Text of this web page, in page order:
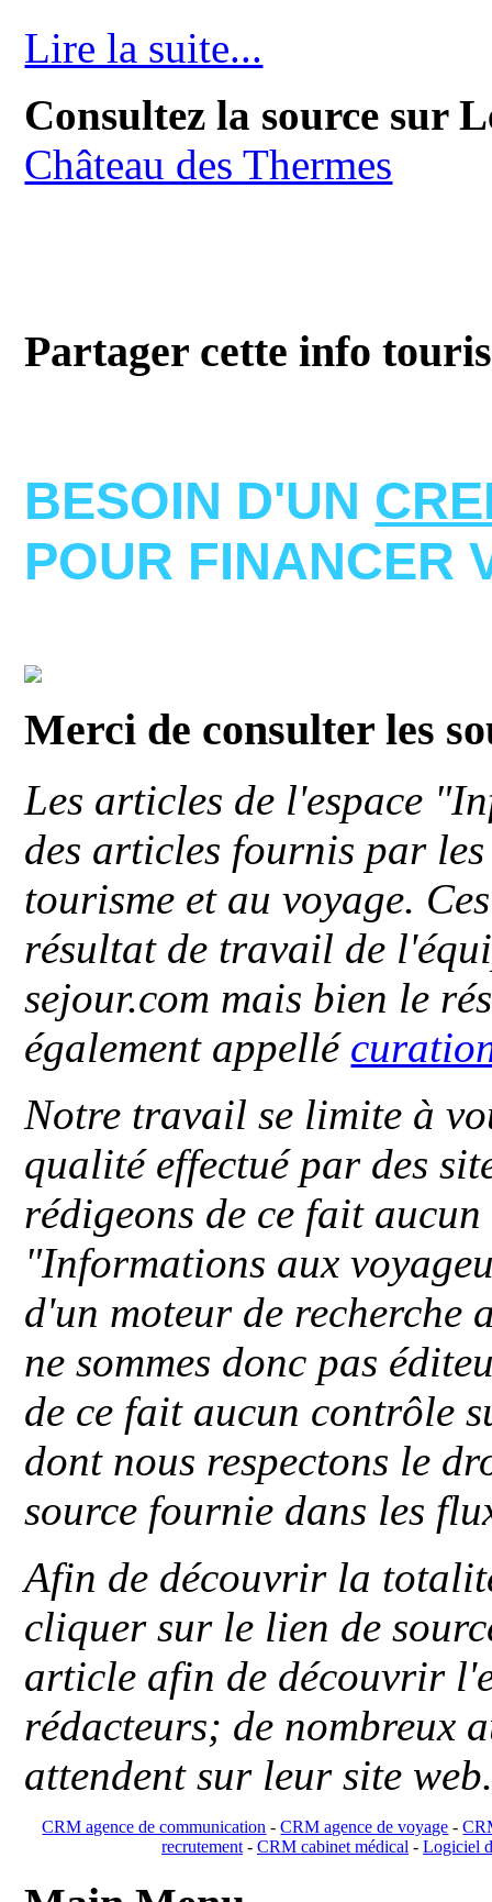
Lire la suite...
Consultez la source sur
Château des Thermes
Partager cette info
BESOIN D'UN
POUR FINANCER
Merci de consulter les
Les articles de l'espace
des articles fournis par
tourisme et au voyage.
résultat de travail de
sejour.com mais bien le
également appellé
Notre travail se limite à
qualité effectué par des
rédigeons de ce fait
"Informations aux
d'un moteur de recherche
ne sommes donc pas
de ce fait aucun contrôle
dont nous respectons le
source fournie dans les
Afin de découvrir la
cliquer sur le lien de
article afin de découvrir
rédacteurs; de nombreux
attendent sur leur site
CRM agence de communication -CRM agence de voyage -
recrutement- CRM cabinet médical - Logiciel